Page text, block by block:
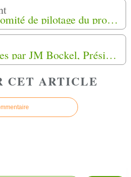
Compte-rendu - comité de pilotage du projet de mémorial harkis à Saint-Maurice-l'Ardoise
Associations reçues par JM Bockel, Président de la commission nationale indépendante de reconnaissance et de réparations des préjudices subis par les Harkis
CET ARTICLE